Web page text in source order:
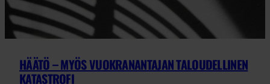
HÄÄTÖ – MYÖS VUOKRANANTAJAN TALOUDELLINEN
KATASTROFI